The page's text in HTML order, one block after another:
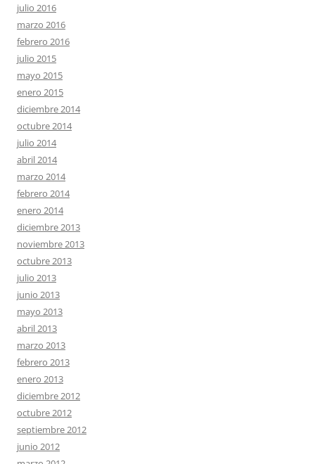
julio 2016
marzo 2016
febrero 2016
julio 2015
mayo 2015
enero 2015
diciembre 2014
octubre 2014
julio 2014
abril 2014
marzo 2014
febrero 2014
enero 2014
diciembre 2013
noviembre 2013
octubre 2013
julio 2013
junio 2013
mayo 2013
abril 2013
marzo 2013
febrero 2013
enero 2013
diciembre 2012
octubre 2012
septiembre 2012
junio 2012